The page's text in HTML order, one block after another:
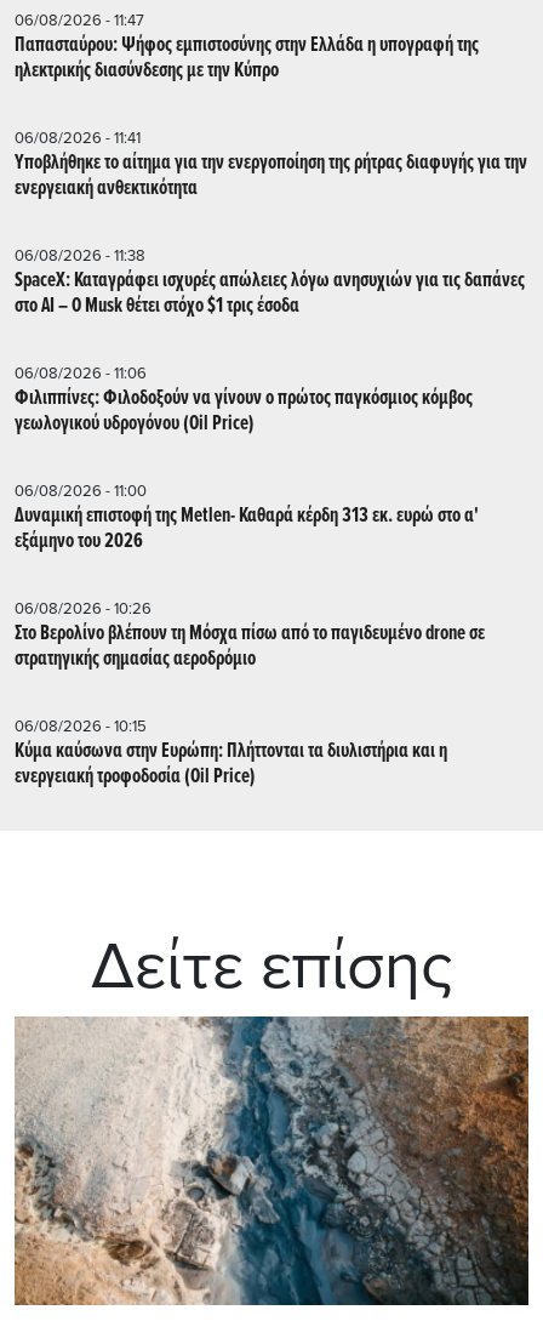
06/08/2026 - 11:47
Παπασταύρου: Ψήφος εμπιστοσύνης στην Ελλάδα η υπογραφή της
ηλεκτρικής διασύνδεσης με την Κύπρο
06/08/2026 - 11:41
Υποβλήθηκε το αίτημα για την ενεργοποίηση της ρήτρας διαφυγής για την
ενεργειακή ανθεκτικότητα
06/08/2026 - 11:38
SpaceX: Καταγράφει ισχυρές απώλειες λόγω ανησυχιών για τις δαπάνες
στο AI – Ο Musk θέτει στόχο $1 τρις έσοδα
06/08/2026 - 11:06
Φιλιππίνες: Φιλοδοξούν να γίνουν ο πρώτος παγκόσμιος κόμβος
γεωλογικού υδρογόνου (Oil Price)
06/08/2026 - 11:00
Δυναμική επιστοφή της Metlen- Καθαρά κέρδη 313 εκ. ευρώ στο α'
εξάμηνο του 2026
06/08/2026 - 10:26
Στο Βερολίνο βλέπουν τη Μόσχα πίσω από το παγιδευμένο drone σε
στρατηγικής σημασίας αεροδρόμιο
06/08/2026 - 10:15
Κύμα καύσωνα στην Ευρώπη: Πλήττονται τα διυλιστήρια και η
ενεργειακή τροφοδοσία (Oil Price)
Δείτε επίσης